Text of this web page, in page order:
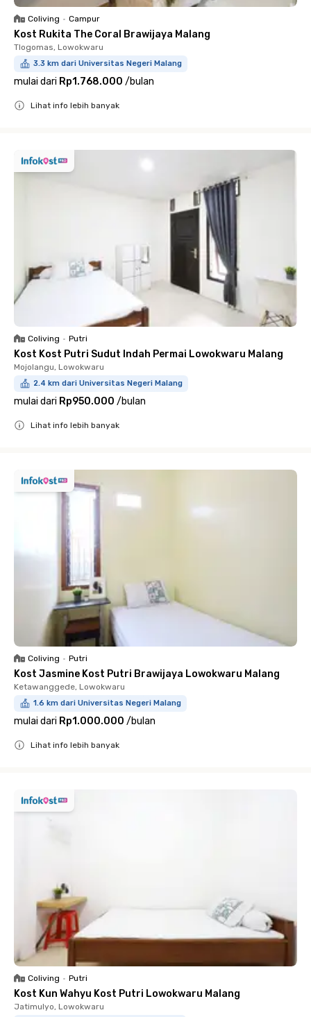
Coliving • Campur
Kost Rukita The Coral Brawijaya Malang
Tlogomas, Lowokwaru
3.3 km dari Universitas Negeri Malang
mulai dari Rp1.768.000 /bulan
Lihat info lebih banyak
Coliving • Putri
Kost Kost Putri Sudut Indah Permai Lowokwaru Malang
Mojolangu, Lowokwaru
2.4 km dari Universitas Negeri Malang
mulai dari Rp950.000 /bulan
Lihat info lebih banyak
Coliving • Putri
Kost Jasmine Kost Putri Brawijaya Lowokwaru Malang
Ketawanggede, Lowokwaru
1.6 km dari Universitas Negeri Malang
mulai dari Rp1.000.000 /bulan
Lihat info lebih banyak
Coliving • Putri
Kost Kun Wahyu Kost Putri Lowokwaru Malang
Jatimulyo, Lowokwaru